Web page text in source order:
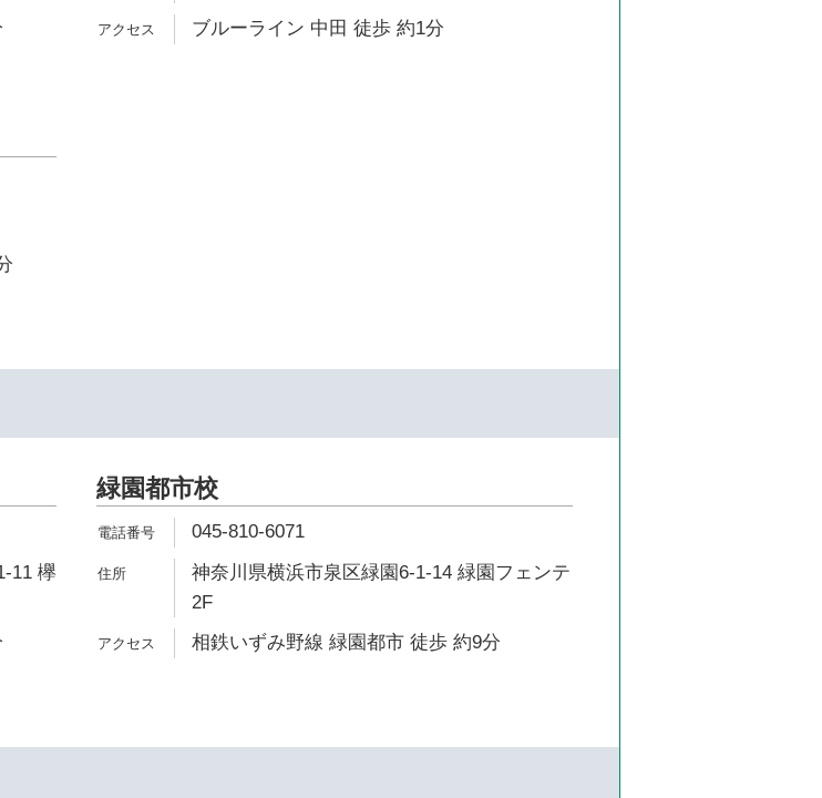
ブルーライン 中田 徒歩 約1分
11 欅
緑園都市校
045-810-6071
神奈川県横浜市泉区緑園6-1-14 緑園フェンテ
2F
相鉄いずみ野線 緑園都市 徒歩 約9分